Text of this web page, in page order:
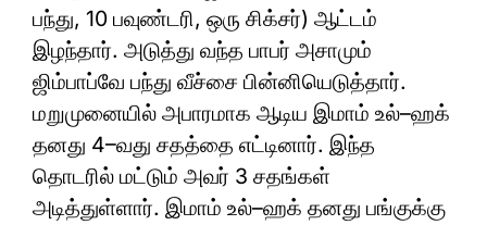
பந்து, 10 பவுண்டரி, ஒரு சிக்சர்) ஆட்டம்
இழந்தார். அடுத்து வந்த பாபர் அசாமும்
ஜிம்பாப்வே பந்து வீச்சை பின்னியெடுத்தார்.
மறுமுனையில் அபாரமாக ஆடிய இமாம் உல்–ஹக்
தனது 4–வது சதத்தை எட்டினார். இந்த
தொடரில் மட்டும் அவர் 3 சதங்கள்
அடித்துள்ளார். இமாம் உல்–ஹக் தனது பங்குக்கு